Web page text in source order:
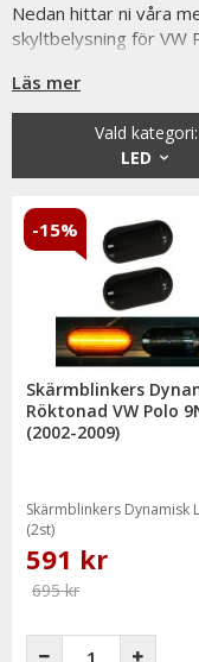
Nedan hittar ni våra
skyltbelysning för VW
Är det något ni undrar
Ni når oss på
info@mrtuning.se
Läs mer
Vald kategori:
LED
Skärmblinkers
Röktonad VW Polo
(2002-2009)
Skärmblinkers Dynamisk
(2st)
591 kr
695 kr
-15%